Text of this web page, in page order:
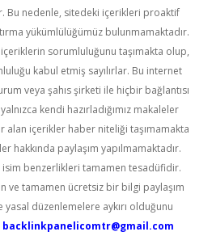
Bu nedenle, sitedeki içerikleri proaktif
yükümlülüğümüz bulunmamaktadır.
sorumluluğunu taşımakta olup,
kabul etmiş sayılırlar. Bu internet
veya şahıs şirketi ile hiçbir bağlantısı
kendi hazırladığımız makaleler
alan içerikler haber niteliği taşımamakta
hakkında paylaşım yapılmamaktadır.
isim benzerlikleri tamamen tesadüfidir.
ve tamamen ücretsiz bir bilgi paylaşım
düzenlemelere aykırı olduğunu
backlinkpanelicomtr@gmail.com